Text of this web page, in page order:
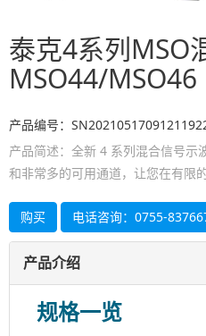
泰克4系列MSO
MSO44/MSO46
产品编号：
产品简述：全新 4 系列混合信号示
和非常多的可用通道，让您在有限
购买 电话咨询：0755-
产品介绍
规格一览